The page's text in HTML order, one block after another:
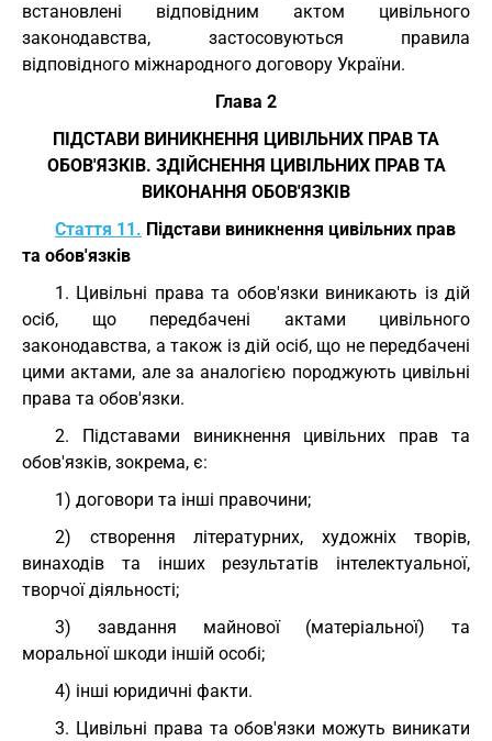
встановлені відповідним актом цивільного
законодавства, застосовуються правила
відповідного міжнародного договору України.
Глава 2
ПІДСТАВИ ВИНИКНЕННЯ ЦИВІЛЬНИХ ПРАВ ТА
ОБОВ'ЯЗКІВ. ЗДІЙСНЕННЯ ЦИВІЛЬНИХ ПРАВ ТА
ВИКОНАННЯ ОБОВ'ЯЗКІВ
Стаття 11. Підстави виникнення цивільних прав
та обов'язків
1. Цивільні права та обов'язки виникають із дій
осіб, що передбачені актами цивільного
законодавства, а також із дій осіб, що не передбачені
цими актами, але за аналогією породжують цивільні
права та обов'язки.
2. Підставами виникнення цивільних прав та
обов'язків, зокрема, є:
1) договори та інші правочини;
2) створення літературних, художніх творів,
винаходів та інших результатів інтелектуальної,
творчої діяльності;
3) завдання майнової (матеріальної) та
моральної шкоди іншій особі;
4) інші юридичні факти.
3. Цивільні права та обов'язки можуть виникати